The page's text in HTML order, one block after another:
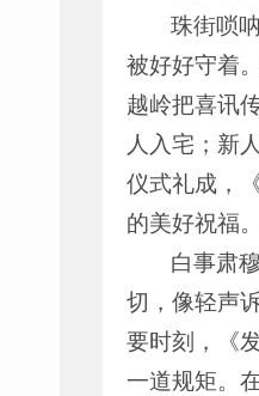
珠街唢
被好好守着
越岭把喜讯
人入宅；新
仪式礼成，
的美好祝福
白事肃
切，像轻声
要时刻，《
一道规矩。